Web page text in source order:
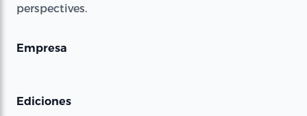
perspectives.
Empresa
Ediciones